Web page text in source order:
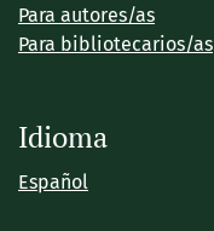
Para autores/as
Para bibliotecarios/as
Idioma
Español